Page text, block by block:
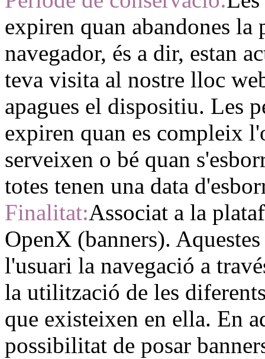
expiren quan abandones la
navegador, és a dir, estan
teva visita al nostre lloc
apagues el dispositiu. Les
expiren quan es compleix
serveixen o bé quan
totes tenen una data
Finalitat:Associat a la
OpenX (banners).
l'usuari la navegació a
la utilització de les
que existeixen en ella. En
possibilitat de posar